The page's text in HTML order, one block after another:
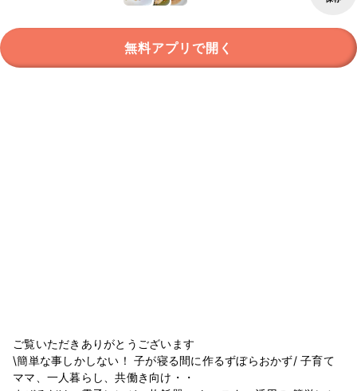
無料アプリで開く
ご覧いただきありがとうございます
\簡単な事しかしない！ 子が寝る間に作るずぼらおかず/ 子育て
ママ、一人暮らし、共働き向け・・